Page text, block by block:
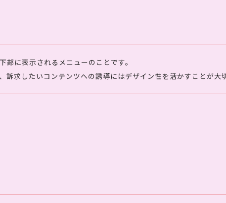
に表示されるメニューのことです。
訴求したいコンテンツへの誘導にはデザイン性を活かすことが大